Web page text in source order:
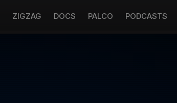
ZIGZAG DOCS PALCO PODCASTS